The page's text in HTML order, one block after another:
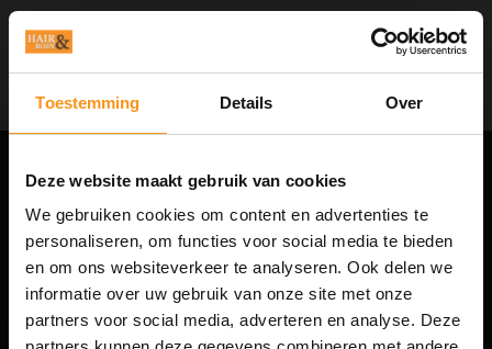
Toestemming Details Over
Deze website maakt gebruik van cookies
We gebruiken cookies om content en advertenties te
personaliseren, om functies voor social media te bieden
en om ons websiteverkeer te analyseren. Ook delen we
informatie over uw gebruik van onze site met onze
partners voor social media, adverteren en analyse. Deze
HAIR & BODY
De complete webshop voor haar- en lichaamsverzorging.
Altijd interessante aanbiedingen en trendy producten voor hem en haar.
NIEUWSBRIEF